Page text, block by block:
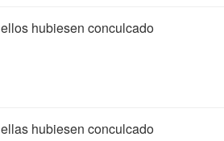
ellos hubiesen conculcado
ellas hubiesen conculcado